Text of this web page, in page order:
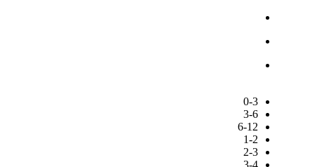
0-3
3-6
6-12
1-2
2-3
3-4